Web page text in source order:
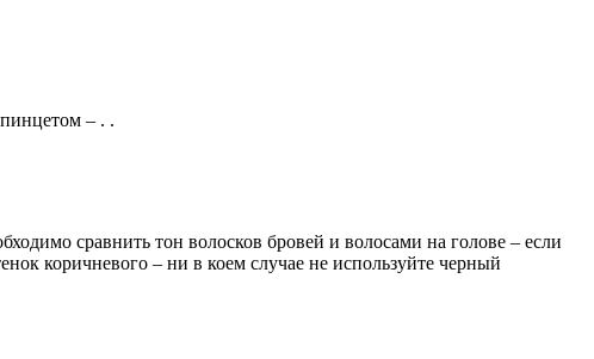
– . .
сравнить тон волосков бровей и волосами на голове – если
коричневого – ни в коем случае не используйте черный